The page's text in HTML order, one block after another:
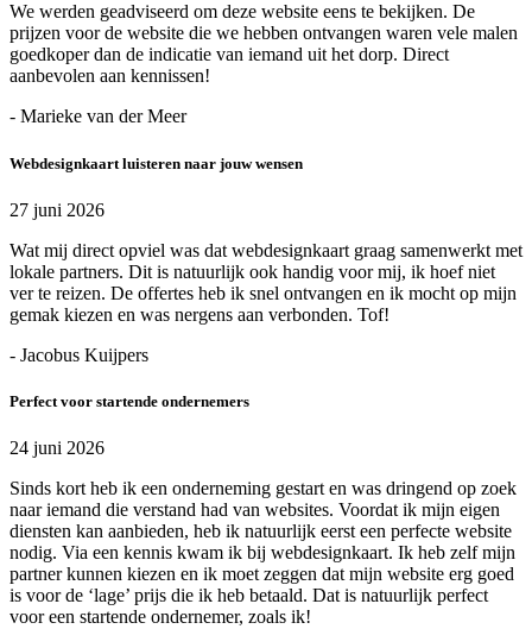
We werden geadviseerd om deze website eens te bekijken. De
prijzen voor de website die we hebben ontvangen waren vele malen
goedkoper dan de indicatie van iemand uit het dorp. Direct
aanbevolen aan kennissen!
- Marieke van der Meer
Webdesignkaart luisteren naar jouw wensen
27 juni 2026
Wat mij direct opviel was dat webdesignkaart graag samenwerkt met
lokale partners. Dit is natuurlijk ook handig voor mij, ik hoef niet
ver te reizen. De offertes heb ik snel ontvangen en ik mocht op mijn
gemak kiezen en was nergens aan verbonden. Tof!
- Jacobus Kuijpers
Perfect voor startende ondernemers
24 juni 2026
Sinds kort heb ik een onderneming gestart en was dringend op zoek
naar iemand die verstand had van websites. Voordat ik mijn eigen
diensten kan aanbieden, heb ik natuurlijk eerst een perfecte website
nodig. Via een kennis kwam ik bij webdesignkaart. Ik heb zelf mijn
partner kunnen kiezen en ik moet zeggen dat mijn website erg goed
is voor de ‘lage’ prijs die ik heb betaald. Dat is natuurlijk perfect
voor een startende ondernemer, zoals ik!